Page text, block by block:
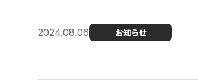
2024.08.06 お知らせ